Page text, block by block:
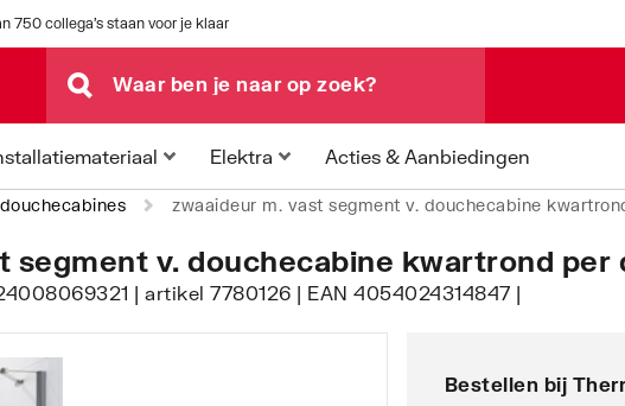
750 collega's staan voor je klaar
Elektra Acties & Aanbiedingen
zwaaideur m. vast segment v. douchecabine
segment v. douchecabine kwartrond per
| artikel 7780126 | EAN 4054024314847 |
Bestellen bij